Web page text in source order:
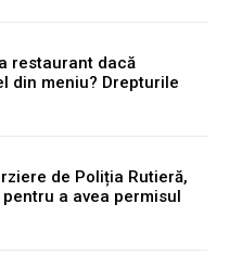
restaurant dacă
din meniu? Drepturile
de Poliția Rutieră,
a avea permisul